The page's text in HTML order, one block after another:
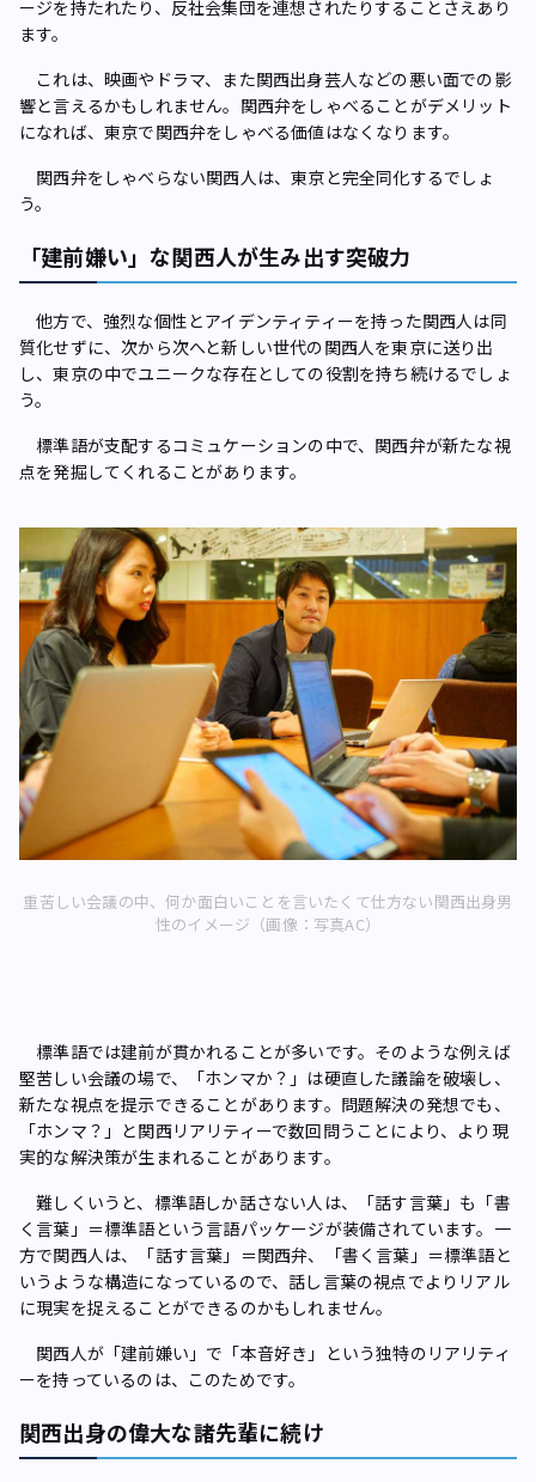
ージを持たれたり、反社会集団を連想されたりすることさえあり
ます。
これは、映画やドラマ、また関西出身芸人などの悪い面での影
響と言えるかもしれません。関西弁をしゃべることがデメリット
になれば、東京で関西弁をしゃべる価値はなくなります。
関西弁をしゃべらない関西人は、東京と完全同化するでしょ
う。
「建前嫌い」な関西人が生み出す突破力
他方で、強烈な個性とアイデンティティーを持った関西人は同
質化せずに、次から次へと新しい世代の関西人を東京に送り出
し、東京の中でユニークな存在としての役割を持ち続けるでしょ
う。
標準語が支配するコミュケーションの中で、関西弁が新たな視
点を発掘してくれることがあります。
重苦しい会議の中、何か面白いことを言いたくて仕方ない関西出身男
性のイメージ（画像：写真AC）
標準語では建前が貫かれることが多いです。そのような例えば
堅苦しい会議の場で、「ホンマか？」は硬直した議論を破壊し、
新たな視点を提示できることがあります。問題解決の発想でも、
「ホンマ？」と関西リアリティーで数回問うことにより、より現
実的な解決策が生まれることがあります。
難しくいうと、標準語しか話さない人は、「話す言葉」も「書
く言葉」＝標準語という言語パッケージが装備されています。一
方で関西人は、「話す言葉」＝関西弁、「書く言葉」＝標準語と
いうような構造になっているので、話し言葉の視点でよりリアル
に現実を捉えることができるのかもしれません。
関西人が「建前嫌い」で「本音好き」という独特のリアリティ
ーを持っているのは、このためです。
関西出身の偉大な諸先輩に続け